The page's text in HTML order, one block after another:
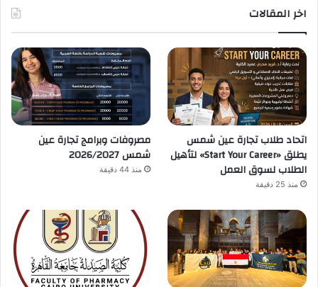
اخر المقالات
اتحاد طلاب تجارة عين شمس
يطلق «Start Your Career» لتأهيل
الطلاب لسوق العمل
منذ 25 دقيقة
مصروفات وبرامج تجارة عين
شمس 2026/2027
منذ 44 دقيقة